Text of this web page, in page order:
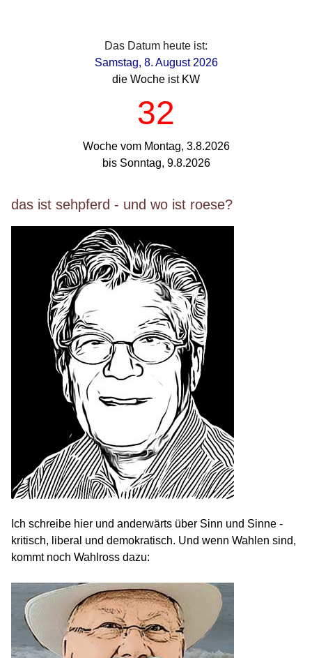
Das Datum heute ist:
Samstag, 8. August 2026
die Woche ist KW
32
Woche vom Montag, 3.8.2026
bis Sonntag, 9.8.2026
das ist sehpferd - und wo ist roese?
Ich schreibe hier und anderwärts über Sinn und Sinne -
kritisch, liberal und demokratisch. Und wenn Wahlen sind,
kommt noch Wahlross dazu: